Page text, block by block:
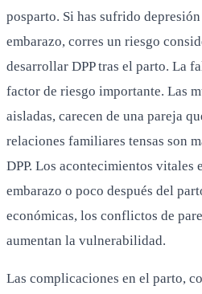
posparto. Si has sufrido
embarazo, corres un riesgo
desarrollar DPP tras el parto. La
factor de riesgo importante. Las
aisladas, carecen de una pareja
relaciones familiares tensas son
DPP. Los acontecimientos vitales
embarazo o poco después del
económicas, los conflictos de
aumentan la vulnerabilidad.
Las complicaciones en el parto,